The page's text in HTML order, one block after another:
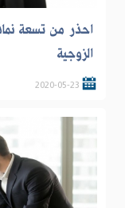
احذر من تسعة
الزوجية
2020-05-23